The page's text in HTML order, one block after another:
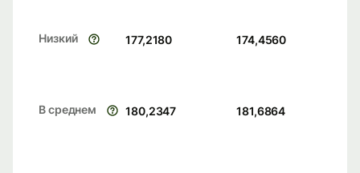
Низкий 177,2180 174,4560
В среднем 180,2347 181,6864